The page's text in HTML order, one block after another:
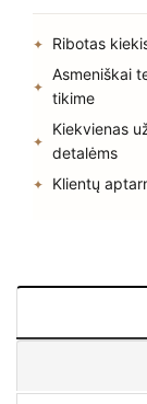
Ribotas
Asmeniškai
tikime
Kiekvienas
detalėms
Klientų